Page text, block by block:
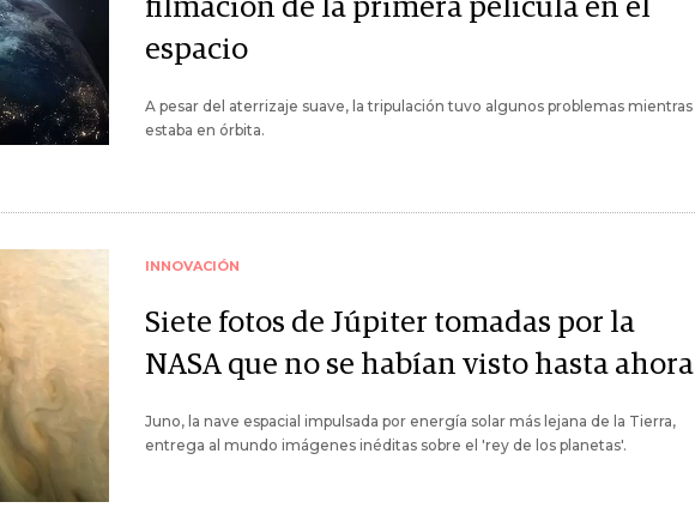
filmación de la primera película en el
espacio
A pesar del aterrizaje suave, la tripulación tuvo algunos problemas mientras
estaba en órbita.
INNOVACIÓN
Siete fotos de Júpiter tomadas por la
NASA que no se habían visto hasta ahora
Juno, la nave espacial impulsada por energía solar más lejana de la Tierra,
entrega al mundo imágenes inéditas sobre el 'rey de los planetas'.